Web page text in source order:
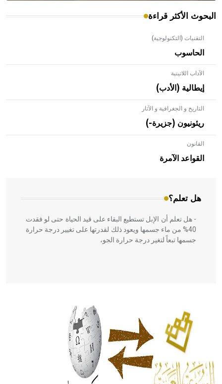
البحوث الأكثر قراءة
التقنيات (التكنولوجية)
الحاسوب
الآداب اللاتينية
إيطالية (الأدب)
التاريخ و الجغرافية و الآثار
ريئونيون (جزيرة-)
القانون
القواعد الآمرة
هل تعلم؟
- هل تعلم أن الأبلق نوع من الفنون الهندسية التي ارتبطت
بالعمارة الإسلامية في بلاد الشام ومصر خاصة، حيث يحرص
المعمار على بناء مداميكه وخاصة في الواجهات
- هل تعلم أن الإبل تستطيع البقاء على قيد الحياة حتى لو فقدت
40% من ماء جسمها ويعود ذلك لقدرتها على تغيير درجة حرارة
جسمها تبعاً لتغير درجة حرارة الجو،
الحكم، الأدلة، تنظيم التغذية، ورسالته في جروح الرأس. ويعود
له الفضل بأنه حرر الطب من الدين والفلسفة.
- هل تعلم أن المرجان إفراز حيواني يتكون في البحر ويتركب
من مادة كربونات الكلسيوم، وهو أحمر أو شديد الحمرة وهو